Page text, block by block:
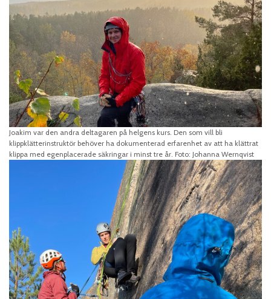
Joakim var den andra deltagaren på helgens kurs. Den som vill bli
klippklätterinstruktör behöver ha dokumenterad erfarenhet av att ha klättrat
klippa med egenplacerade säkringar i minst tre år. Foto: Johanna Wernqvist